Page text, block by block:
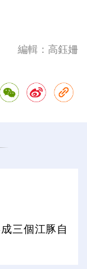
編輯：高鈺姍
三個江豚自